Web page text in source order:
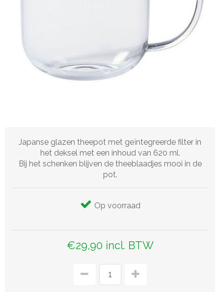
Japanse glazen theepot met geïntegreerde filter in
het deksel met een inhoud van 620 ml.
Bij het schenken blijven de theeblaadjes mooi in de
pot.
Op voorraad
€29,90 incl. BTW